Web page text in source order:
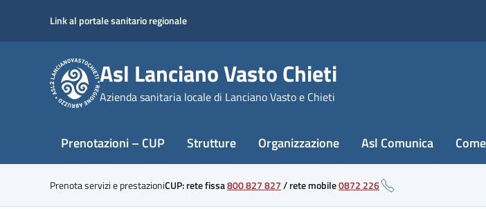
content
Link al portale sanitario regionale
Asl Lanciano Vasto Chieti
Azienda sanitaria locale di Lanciano Vasto e Chieti
Prenotazioni – CUP Strutture Organizzazione Asl Comunica
Prenota servizi e prestazioniCUP: rete fissa800 827 827/rete mobile0872 226